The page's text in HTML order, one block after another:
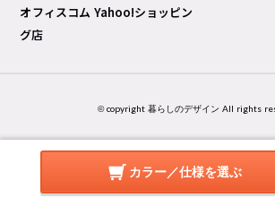
カラー／仕様を選ぶ
オフィスコム Yahoo!ショッピン
グ店
© copyright 暮らしのデザイン All rights